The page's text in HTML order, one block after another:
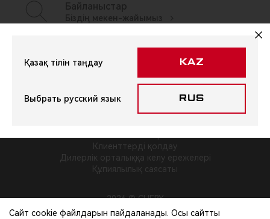
Байланыстар
Біздің мекен-жайымыз
Қосалқы бөлшектер
Қолжетімділігін тексеріңіз
Клиенттерді қолдау
Дилерлік орталыққа келу ережелері
Құпиялылық саясаты
2026 © CHERY
Сайт cookie файлдарын пайдаланады. Осы сайтты
Қазақ тілін таңдау KAZ
Выбрать русский язык RUS